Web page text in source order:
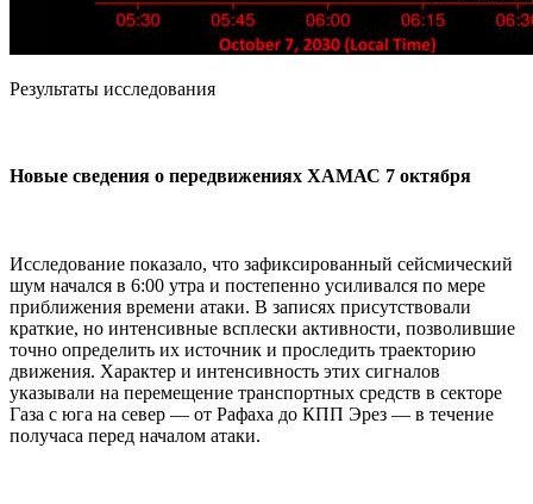
Результаты исследования
Новые сведения о передвижениях ХАМАС 7 октября
Исследование показало, что зафиксированный сейсмический
шум начался в 6:00 утра и постепенно усиливался по мере
приближения времени атаки. В записях присутствовали
краткие, но интенсивные всплески активности, позволившие
точно определить их источник и проследить траекторию
движения. Характер и интенсивность этих сигналов
указывали на перемещение транспортных средств в секторе
Газа с юга на север — от Рафаха до КПП Эрез — в течение
получаса перед началом атаки.